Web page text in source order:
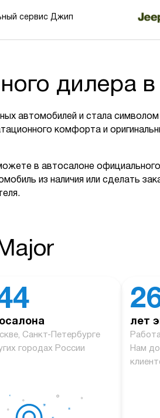
сервис Джип
дилера
автомобилей и стала
комфорта и
в автосалоне
из наличия или сделать
Санкт-Петербурге
городах России
лет
Нам